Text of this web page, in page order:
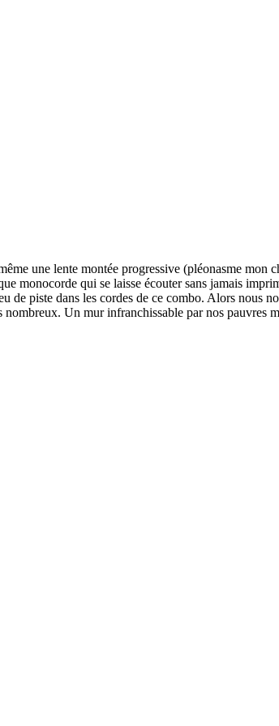
une lente montée progressive (pléonasme
monocorde qui se laisse écouter sans jamais
piste dans les cordes de ce combo. Alors nous
Un mur infranchissable par nos pauvres